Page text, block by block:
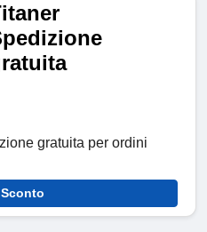
gratuita per ordini